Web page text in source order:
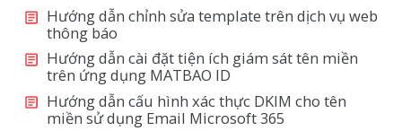
Hướng dẫn chỉnh sửa template trên dịch vụ web
thông báo
Hướng dẫn cài đặt tiện ích giám sát tên miền
trên ứng dụng MATBAO ID
Hướng dẫn cấu hình xác thực DKIM cho tên
miền sử dụng Email Microsoft 365